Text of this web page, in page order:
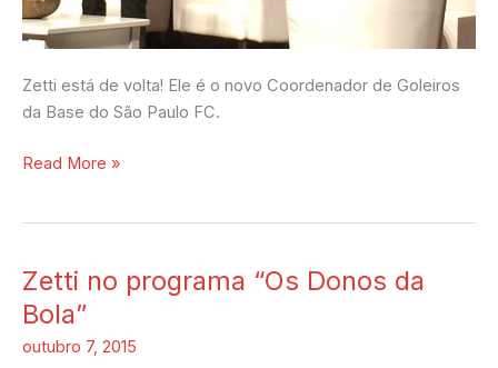
Zetti está de volta! Ele é o novo Coordenador de Goleiros
da Base do São Paulo FC.
Read More »
Zetti no programa “Os Donos da
Bola”
outubro 7, 2015
Zetti
no
programa
“Os